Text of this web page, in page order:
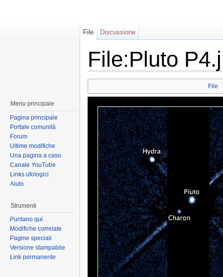
File:Pluto
File
File Discussione
Menu principale
Pagina principale
Portale comunità
Forum
Ultime modifiche
Una pagina a caso
Canale YouTube
Links ufologici
Aiuto
Strumenti
Puntano qui
Modifiche correlate
Pagine speciali
Versione stampabile
Link permanente